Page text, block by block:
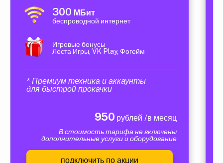
300 МБит
беспроводной интернет
Игровые бонусы
Леста Игры, VK Play, Фогейм
* Премиум техника и аккаунты
для быстрой прокачки
950 рублей /в месяц
В стоимость тарифа не включены
дополнительные услуги и оборудование
подключить по акции